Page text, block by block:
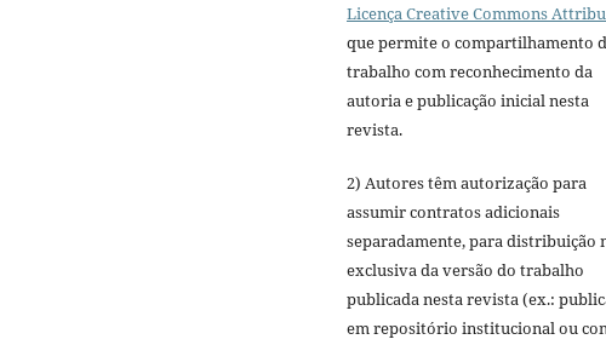
Licença Creative Commons
que permite o compartilhamento
trabalho com reconhecimento da
autoria e publicação inicial nesta
revista.
2) Autores têm autorização para
assumir contratos adicionais
separadamente, para distribuição
exclusiva da versão do trabalho
publicada nesta revista (ex.:
em repositório institucional ou